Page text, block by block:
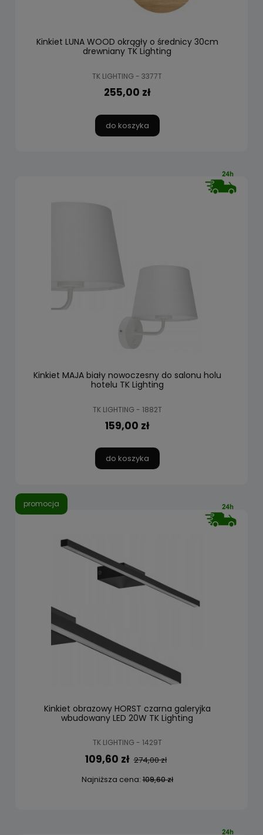
Kinkiet LUNA WOOD okrągły o średnicy 30cm
drewniany TK Lighting
TK LIGHTING - 3377T
255,00 zł
do koszyka
Kinkiet MAJA biały nowoczesny do salonu holu
hotelu TK Lighting
TK LIGHTING - 1882T
159,00 zł
do koszyka
Kinkiet obrazowy HORST czarna galeryjka
wbudowany LED 20W TK Lighting
TK LIGHTING - 1429T
109,60 zł 274,00 zł
Najniższa cena:109,60 zł
promocja